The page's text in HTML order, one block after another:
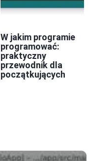
W jakim programie
programować:
praktyczny
przewodnik dla
początkujących